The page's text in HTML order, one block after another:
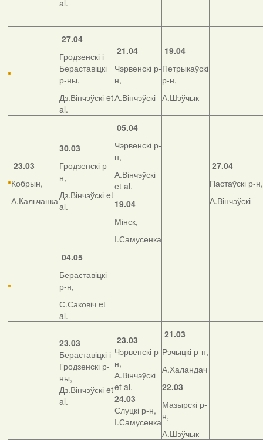
al.
27.04
Гродзенскі і
Бераставіцкі
р-ны,
Дз.Вінчэўскі et
al.
21.04
Чэрвенскі р-
н,
А.Вінчэўскі
19.04
Петрыкаўскі
р-н,
А.Шэўчык
23.03
Кобрын,
А.Кальчанка
30.03
Гродзенскі р-
н,
Дз.Вінчэўскі et
al.
05.04
Чэрвенскі р-
н,
А.Вінчэўскі
et al.
19.04
Мінск,
І.Самусенка
27.04
Пастаўскі р-н,
А.Вінчэўскі
04.05
Бераставіцкі
р-н,
С.Саковіч et
al.
23.03
Бераставіцкі і
Гродзенскі р-
ны,
Дз.Вінчэўскі et
al.
23.03
Чэрвенскі р-
н,
А.Вінчэўскі
et al.
24.03
Слуцкі р-н,
І.Самусенка
21.03
Рэчыцкі р-н,
А.Халандач
22.03
Мазырскі р-
н,
А.Шэўчык